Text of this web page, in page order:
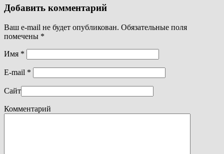
Добавить комментарий
Ваш e-mail не будет опубликован. Обязательные поля
помечены *
Имя *
E-mail *
Сайт
Комментарий